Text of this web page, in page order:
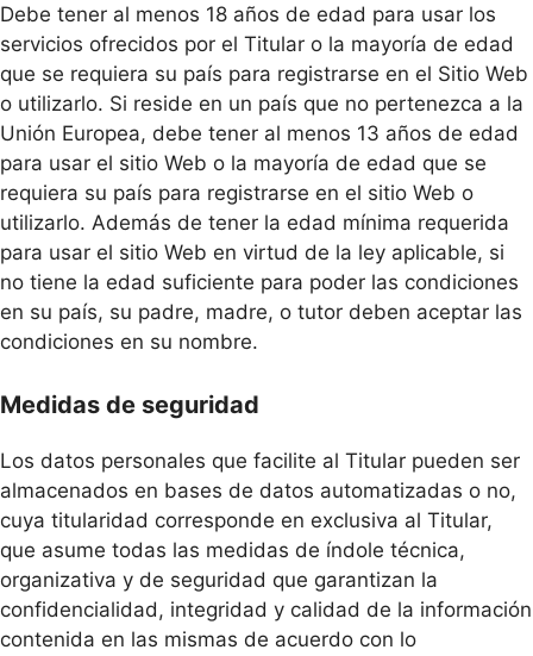
Debe tener al menos 18 años de edad para usar los
servicios ofrecidos por el Titular o la mayoría de edad
que se requiera su país para registrarse en el Sitio Web
o utilizarlo. Si reside en un país que no pertenezca a la
Unión Europea, debe tener al menos 13 años de edad
para usar el sitio Web o la mayoría de edad que se
requiera su país para registrarse en el sitio Web o
utilizarlo. Además de tener la edad mínima requerida
para usar el sitio Web en virtud de la ley aplicable, si
no tiene la edad suficiente para poder las condiciones
en su país, su padre, madre, o tutor deben aceptar las
condiciones en su nombre.
Medidas de seguridad
Los datos personales que facilite al Titular pueden ser
almacenados en bases de datos automatizadas o no,
cuya titularidad corresponde en exclusiva al Titular,
que asume todas las medidas de índole técnica,
organizativa y de seguridad que garantizan la
confidencialidad, integridad y calidad de la información
contenida en las mismas de acuerdo con lo